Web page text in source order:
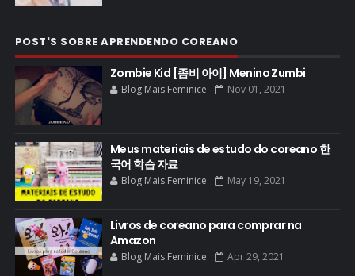
POST'S SOBRE APRENDENDO COREANO
Zombie Kid [좀비 아이] Menino Zumbi
Blog Mais Feminice Nov 01, 2021
Meus materiais de estudo do coreano 한
국어 학습 자료
Blog Mais Feminice May 19, 2021
Livros de coreano para comprar na
Amazon
Blog Mais Feminice Apr 29, 2021